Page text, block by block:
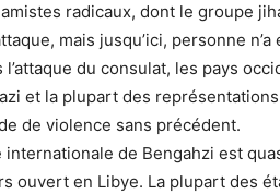
radicaux, dont le groupe
mais jusqu’ici, personne
l’attaque du consulat, les pays
et la plupart des
de violence sans précédent.
internationale de Bengahzi est
ouvert en Libye. La plupart des